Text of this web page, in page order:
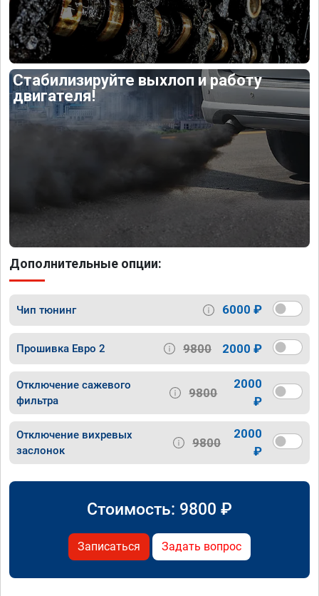
Стабилизируйте выхлоп и работу
двигателя!
Дополнительные опции:
Чип тюнинг 6000 ₽
Прошивка Евро 2 9800 2000 ₽
Отключение сажевого
фильтра
9800
2000
₽
Отключение вихревых
заслонок
9800
2000
₽
Стоимость: 9800 ₽
Записаться Задать вопрос